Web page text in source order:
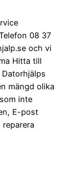
08 37
och vi
Hitta till
mängd olika
inte
E-post